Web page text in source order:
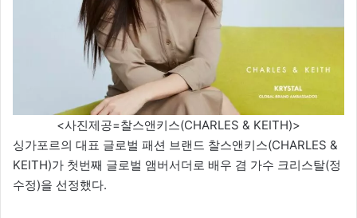
<사진제공=찰스앤키스(CHARLES & KEITH)>
싱가포르의 대표 글로벌 패션 브랜드 찰스앤키스(CHARLES &
KEITH)가 첫번째 글로벌 앰버서더로 배우 겸 가수 크리스탈(정
수정)을 선정했다.